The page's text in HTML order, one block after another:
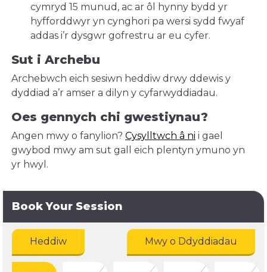
cymryd 15 munud, ac ar ôl hynny bydd yr
hyfforddwyr yn cynghori pa wersi sydd fwyaf
addas i’r dysgwr gofrestru ar eu cyfer.
Sut i Archebu
Archebwch eich sesiwn heddiw drwy ddewis y
dyddiad a’r amser a dilyn y cyfarwyddiadau.
Oes gennych chi gwestiynau?
Angen mwy o fanylion? Cysylltwch â ni i gael
gwybod mwy am sut gall eich plentyn ymuno yn
yr hwyl.
Book Your Session
Heddiw Mwy o Ddyddiadau